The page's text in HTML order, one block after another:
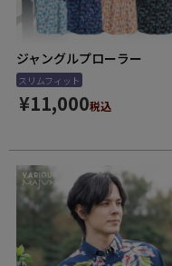
ジャングルプローラー
スリムフィット
¥11,000税込